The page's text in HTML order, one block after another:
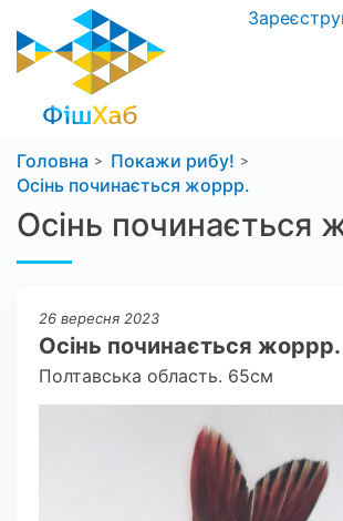
Головна
Покажи рибу!
Осінь починається жоррр.
Осінь починається
26 вересня 2023
Осінь починається жоррр.
Полтавська область. 65см